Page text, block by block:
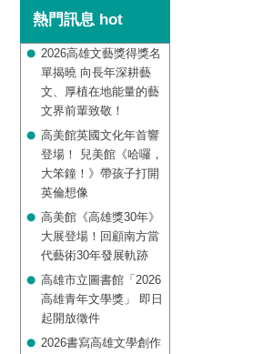
熱門訊息 hot
2026高雄文藝獎得獎名
單揭曉 向長年深耕藝
文、厚植在地能量的藝
文界前輩致敬！
高美館英國文化年首響
登場！ 兒美館《哈囉，
大笨鐘！》帶孩子打開
英倫想像
高美館《高雄獎30年》
大展登場！回顧南方當
代藝術30年發展軌跡
高雄市立圖書館「2026
高雄青年文學獎」 即日
起開放徵件
2026書寫高雄文學創作